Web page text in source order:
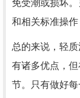
免受潮或损坏
和相关标准操作
总的来说，轻
有诸多优点，
节。只有做好